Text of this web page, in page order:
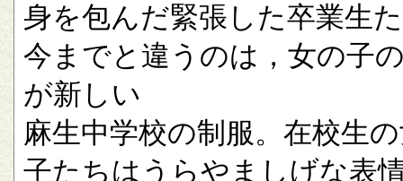
身を包んだ緊張した卒業生
今までと違うのは，女の子
が新しい
麻生中学校の制服。在校生
子たちはうらやましげな表